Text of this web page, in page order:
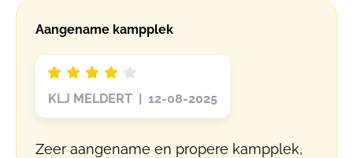
Aangename kampplek
KLJ MELDERT | 12-08-2025
Zeer aangename en propere kampplek,